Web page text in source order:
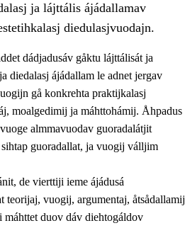
moattevuohta
estetihkalasj diedulasjvuohta
ja lájttális ájádallamav
diedulasjvuodajn.
dádjadusáv gåktu lájttálisát ja
diedalasj ájádallam le adnet jergav
gå konkrehta praktijkalasj
moalgedimij ja máhttohámij. Åhpadus
almmavuodav guoradalátjit
guoradallat, ja vuogij válljim
de vierttiji ieme ájádusá
teorijaj, vuogij, argumentaj, åtsådallamij
máhttet duov dáv diehtogáldov